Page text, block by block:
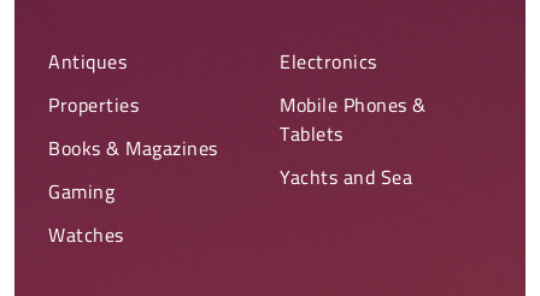
Antiques
Properties
Books & Magazines
Gaming
Watches
Electronics
Mobile Phones &
Tablets
Yachts and Sea